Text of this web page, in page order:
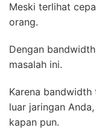
Meski terlihat
orang.
Dengan
masalah ini.
Karena
luar jaringan
kapan pun.